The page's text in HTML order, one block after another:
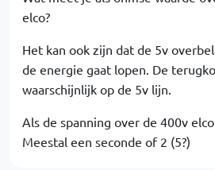
elco?
Het kan ook zijn dat de 5v
de energie gaat lopen. De
waarschijnlijk op de 5v lijn.
Als de spanning over de 400v
Meestal een seconde of 2 (5?)